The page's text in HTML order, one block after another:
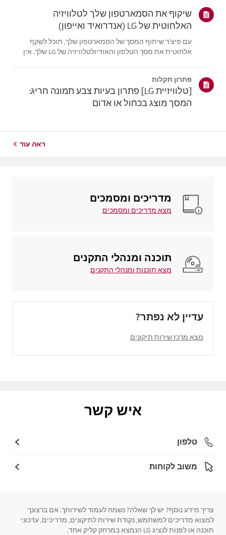
המכשיר היחיד שלא מתחבר, ייתכ...
שיקוף את הסמארטפון שלך לטלוויזיה
האלחוטית של LG (אנדרואיד ואייפון)
עם פיצ'ר שיתוף המסך של הסמארטפון שלך, תוכל לשקף
אלחוטית את מסך הטלפון והאודיולטלוויזיה של LG שלך. אין
טלוויזיית LG מרשימת המכשירים הזמינים.באיי...
פתרון תקלות
[טלוויזיית LG] פתרון בעיות צבע תמונה חריג:
המסך מוצג בכחול או אדום
ראה עוד
מדריכים ומסמכים
מצא מדריכים ומסמכים
תוכנה ומנהלי התקנים
מצא תוכנות ומנהלי התקנים
עדיין לא נפתר?
מצא מרכז שירות תיקונים
איש קשר
טלפון
משוב לקוחות
צריך מידע נוסף? יש לך שאלה? נשמח לעמוד לשירותך. אם ברצונך
למצוא מדריכים למשתמש, נקודת שירות לתיקונים, מדריכים, עדכוני
תוכנה או לפנות לנציג LG הנמצא במרחק קליק אחד.